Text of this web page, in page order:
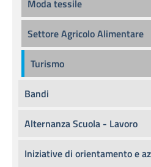
Moda tessile
Settore Agricolo Alimentare
Turismo
Bandi
Alternanza Scuola - Lavoro
Iniziative di orientamento e